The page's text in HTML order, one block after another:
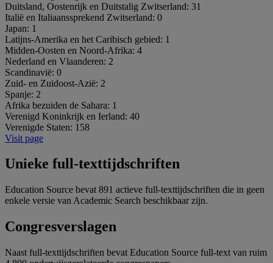
Duitsland, Oostenrijk en Duitstalig Zwitserland: 31
Italië en Italiaanssprekend Zwitserland: 0
Japan: 1
Latijns-Amerika en het Caribisch gebied: 1
Midden-Oosten en Noord-Afrika: 4
Nederland en Vlaanderen: 2
Scandinavië: 0
Zuid- en Zuidoost-Azië: 2
Spanje: 2
Afrika bezuiden de Sahara: 1
Verenigd Koninkrijk en Ierland: 40
Verenigde Staten: 158
Visit page
Unieke full-texttijdschriften
Education Source bevat 891 actieve full-texttijdschriften die in geen
enkele versie van Academic Search beschikbaar zijn.
Congresverslagen
Naast full-texttijdschriften bevat Education Source full-text van ruim